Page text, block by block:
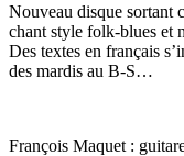
Nouveau disque sortant
chant style folk-blues et
Des textes en français
des mardis au B-S…
François Maquet :